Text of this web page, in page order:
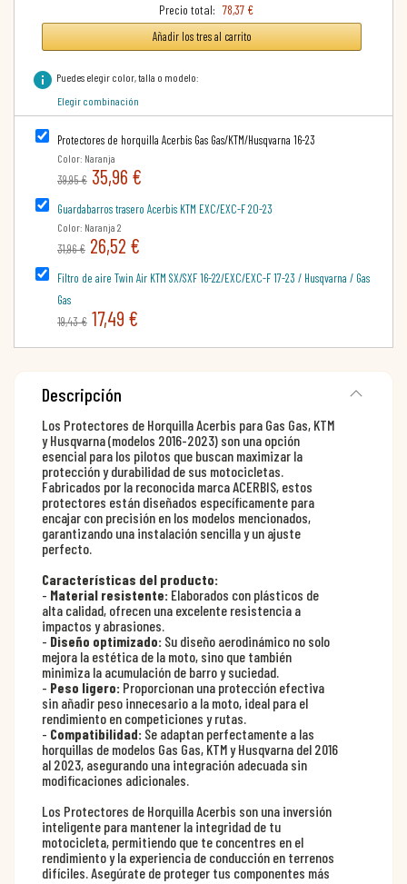
Precio total: 78,37 €
Añadir los tres al carrito
info Puedes elegir color, talla o modelo:
Elegir combinación
Protectores de horquilla Acerbis Gas Gas/KTM/Husqvarna 16-23
Color: Naranja
39,95 € 35,96 €
Guardabarros trasero Acerbis KTM EXC/EXC-F 20-23
Color: Naranja 2
31,96 € 26,52 €
Filtro de aire Twin Air KTM SX/SXF 16-22/EXC/EXC-F 17-23 / Husqvarna / Gas
Gas
19,43 € 17,49 €
Descripción
Los Protectores de Horquilla Acerbis para Gas Gas, KTM
y Husqvarna (modelos 2016-2023) son una opción
esencial para los pilotos que buscan maximizar la
protección y durabilidad de sus motocicletas.
Fabricados por la reconocida marca ACERBIS, estos
protectores están diseñados específicamente para
encajar con precisión en los modelos mencionados,
garantizando una instalación sencilla y un ajuste
perfecto.
Características del producto:
- Material resistente: Elaborados con plásticos de
alta calidad, ofrecen una excelente resistencia a
impactos y abrasiones.
- Diseño optimizado: Su diseño aerodinámico no solo
mejora la estética de la moto, sino que también
minimiza la acumulación de barro y suciedad.
- Peso ligero: Proporcionan una protección efectiva
sin añadir peso innecesario a la moto, ideal para el
rendimiento en competiciones y rutas.
- Compatibilidad: Se adaptan perfectamente a las
horquillas de modelos Gas Gas, KTM y Husqvarna del 2016
al 2023, asegurando una integración adecuada sin
modificaciones adicionales.
Los Protectores de Horquilla Acerbis son una inversión
inteligente para mantener la integridad de tu
motocicleta, permitiendo que te concentres en el
rendimiento y la experiencia de conducción en terrenos
difíciles. Asegúrate de proteger tus componentes más